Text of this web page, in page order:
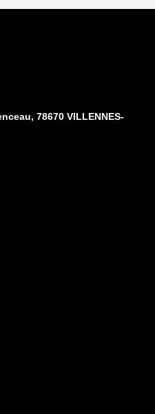
78670 VILLENNES-